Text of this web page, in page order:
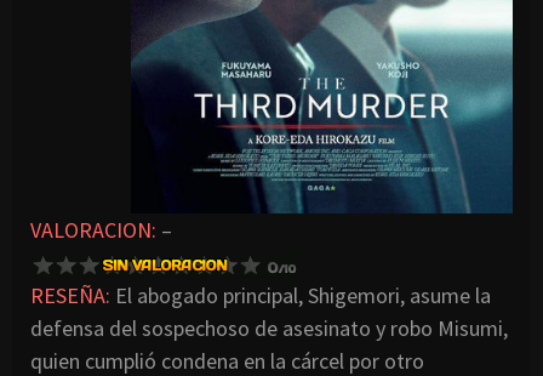
VALORACION: –
RESEÑA: El abogado principal, Shigemori, asume la
defensa del sospechoso de asesinato y robo Misumi,
quien cumplió condena en la cárcel por otro